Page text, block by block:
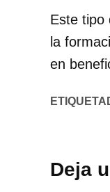
Este tipo
la
en
Deja